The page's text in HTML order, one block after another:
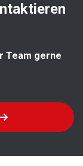
Team gerne